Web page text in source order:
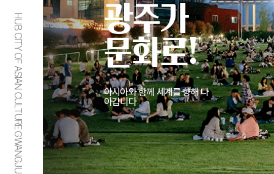
HUB CITY OF ASIAN CULTURE GWANGJU
광주가
문화로!
아시아와 함께 세계를 향해 나
아갑니다